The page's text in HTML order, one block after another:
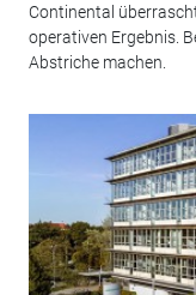
Continental
operativen Ergebnis.
Abstriche machen.